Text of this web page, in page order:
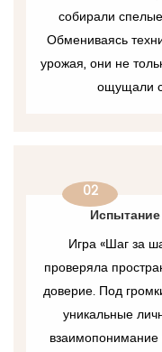
собирали
Обмениваясь
урожая, они не
ощущали
02
Игра «Шаг за
проверяла
доверие. Под
уникальные
взаимопонимание